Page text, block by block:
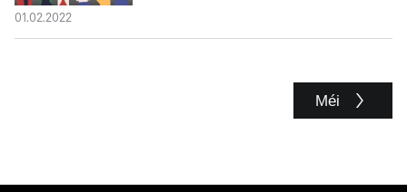
01.02.2022
Méi